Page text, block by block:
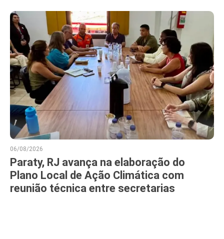
06/08/2026
Paraty, RJ avança na elaboração do
Plano Local de Ação Climática com
reunião técnica entre secretarias